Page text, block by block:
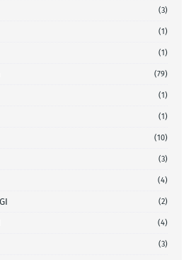
(3)
(1)
(1)
(79)
(1)
(1)
(10)
(3)
(4)
(2)
(4)
(3)